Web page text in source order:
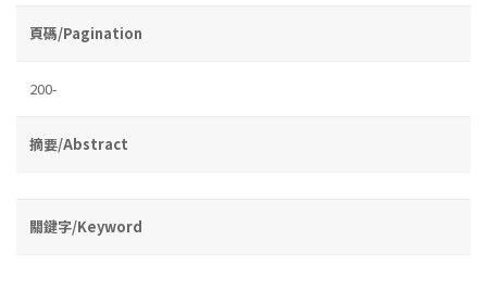
頁碼/Pagination
200-
摘要/Abstract
關鍵字/Keyword